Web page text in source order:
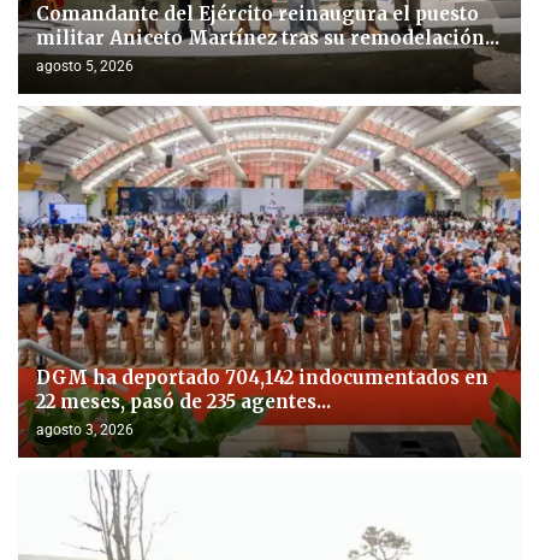
Comandante del Ejército reinaugura el puesto
militar Aniceto Martínez tras su remodelación...
agosto 5, 2026
DGM ha deportado 704,142 indocumentados en
22 meses, pasó de 235 agentes...
agosto 3, 2026